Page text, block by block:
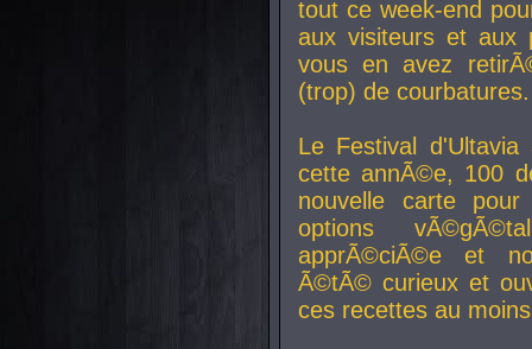
tout ce week-end
aux visiteurs et aux
vous en avez
(trop) de courbatures.
Le Festival
cette annÃ©e, 100
nouvelle carte
options
apprÃ©ciÃ©e et
Ã©tÃ© curieux et
ces recettes au